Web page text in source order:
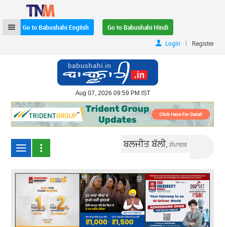
Go to Babushahi English
Go to Babushahi Hindi
Login
| Register
Aug 07, 2026 09:59 PM IST
ਬਲਜੀਤ ਬੱਲੀ,ਸੰਪਾਦਕ